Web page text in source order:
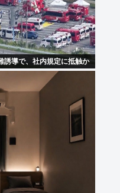
誘導で、社内規定に抵触か